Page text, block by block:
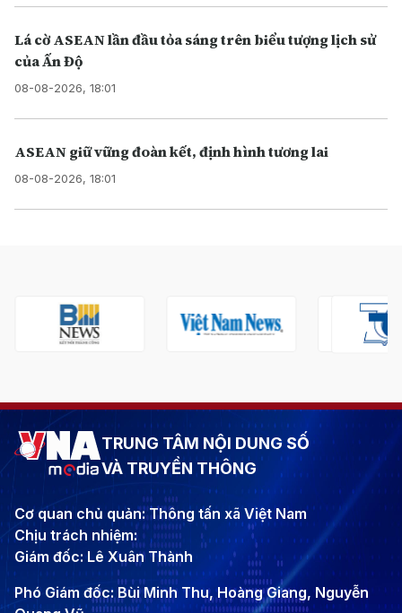
Lá cờ ASEAN lần đầu tỏa sáng trên biểu tượng lịch sử
của Ấn Độ
08-08-2026, 18:01
ASEAN giữ vững đoàn kết, định hình tương lai
08-08-2026, 18:01
TRUNG TÂM NỘI DUNG SỐ
VÀ TRUYỀN THÔNG
Cơ quan chủ quản: Thông tấn xã Việt Nam
Chịu trách nhiệm:
Giám đốc: Lê Xuân Thành
Phó Giám đốc: Bùi Minh Thu, Hoàng Giang, Nguyễn